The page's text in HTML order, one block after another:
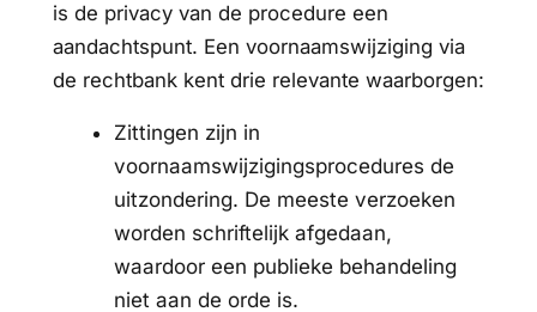
is de privacy van de procedure een
aandachtspunt. Een voornaamswijziging via
de rechtbank kent drie relevante waarborgen:
Zittingen zijn in
voornaamswijzigingsprocedures de
uitzondering. De meeste verzoeken
worden schriftelijk afgedaan,
waardoor een publieke behandeling
niet aan de orde is.